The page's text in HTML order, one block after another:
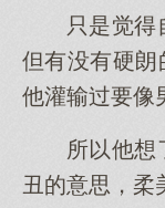
只是觉得
但有没有硬朗
他灌输过要像
所以他想
丑的意思，柔